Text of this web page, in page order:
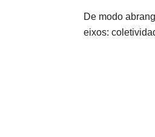
De modo
eixos: